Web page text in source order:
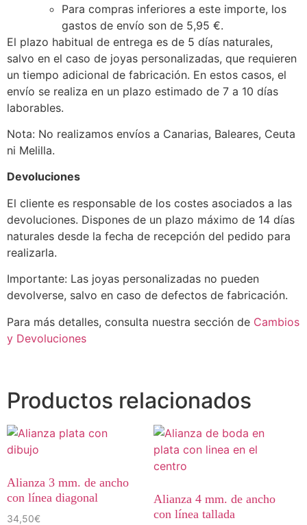
Para compras inferiores a este importe, los
gastos de envío son de 5,95 €.
El plazo habitual de entrega es de 5 días naturales,
salvo en el caso de joyas personalizadas, que requieren
un tiempo adicional de fabricación. En estos casos, el
envío se realiza en un plazo estimado de 7 a 10 días
laborables.
Nota: No realizamos envíos a Canarias, Baleares, Ceuta
ni Melilla.
Devoluciones
El cliente es responsable de los costes asociados a las
devoluciones. Dispones de un plazo máximo de 14 días
naturales desde la fecha de recepción del pedido para
realizarla.
Importante: Las joyas personalizadas no pueden
devolverse, salvo en caso de defectos de fabricación.
Para más detalles, consulta nuestra sección de Cambios
y Devoluciones
Productos relacionados
Alianza 3 mm. de ancho
con línea diagonal
34,50€
Alianza 4 mm. de ancho
con línea tallada